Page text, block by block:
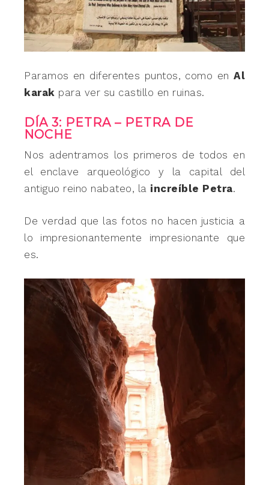
Paramos en diferentes puntos, como en Al
karak para ver su castillo en ruinas.
DÍA 3: PETRA – PETRA DE
NOCHE
Nos adentramos los primeros de todos en
el enclave arqueológico y la capital del
antiguo reino nabateo, la increíble Petra.
De verdad que las fotos no hacen justicia a
lo impresionantemente impresionante que
es.